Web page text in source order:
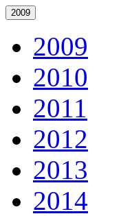
2009
2009
2010
2011
2012
2013
2014